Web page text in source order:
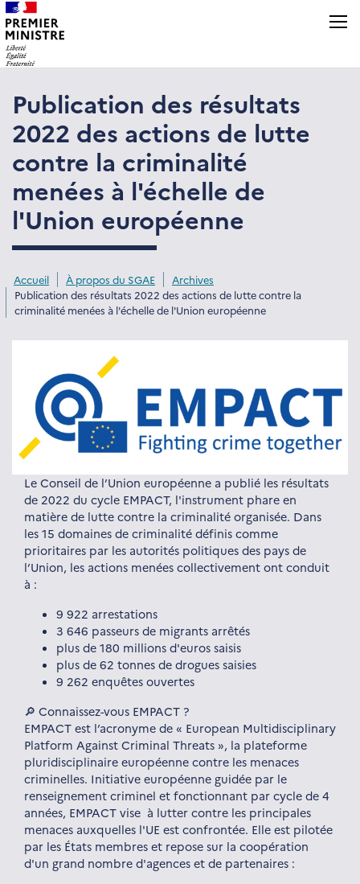
Panneau de gestion des cookies
Publication des résultats
2022 des actions de lutte
contre la criminalité
menées à l'échelle de
l'Union européenne
Accueil À propos du SGAE
Archives
Publication des résultats 2022 des actions de lutte contre la
criminalité menées à l'échelle de l'Union européenne
Le Conseil de l’Union européenne a publié les résultats
de 2022 du cycle EMPACT, l'instrument phare en
matière de lutte contre la criminalité organisée. Dans
les 15 domaines de criminalité définis comme
prioritaires par les autorités politiques des pays de
l’Union, les actions menées collectivement ont conduit
à :
9 922 arrestations
3 646 passeurs de migrants arrêtés
plus de 180 millions d'euros saisis
plus de 62 tonnes de drogues saisies
9 262 enquêtes ouvertes
🔎 Connaissez-vous EMPACT ?
EMPACT est l’acronyme de « European Multidisciplinary
Platform Against Criminal Threats », la plateforme
pluridisciplinaire européenne contre les menaces
criminelles. Initiative européenne guidée par le
renseignement criminel et fonctionnant par cycle de 4
années, EMPACT vise à lutter contre les principales
menaces auxquelles l'UE est confrontée. Elle est pilotée
par les États membres et repose sur la coopération
d'un grand nombre d'agences et de partenaires :